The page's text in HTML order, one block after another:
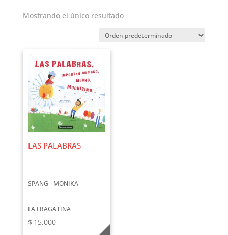
Mostrando el único resultado
LAS PALABRAS
SPANG - MONIKA
LA FRAGATINA
$ 15.000